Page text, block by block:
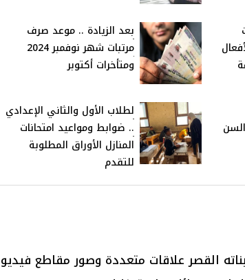
بعد الزيادة .. موعد صرف
مرتبات شهر نوفمبر 2024
ومتأخرات أكتوبر
لطلاب الأول والثاني الإعدادي
.. ضوابط ومواعيد امتحانات
المنازل الأوراق المطلوبة
للتقدم
القصر علاقات متعددة وصور مقاطع فيديو